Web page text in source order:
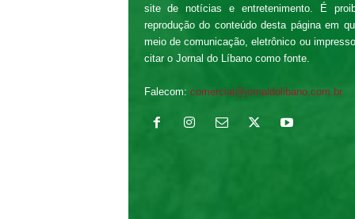
site de notícias e entretenimento. É
reprodução do conteúdo desta página em
meio de comunicação, eletrônico ou
citar o Jornal do Líbano como fonte.
Falecom: comercial@jornaldolibano.com.br